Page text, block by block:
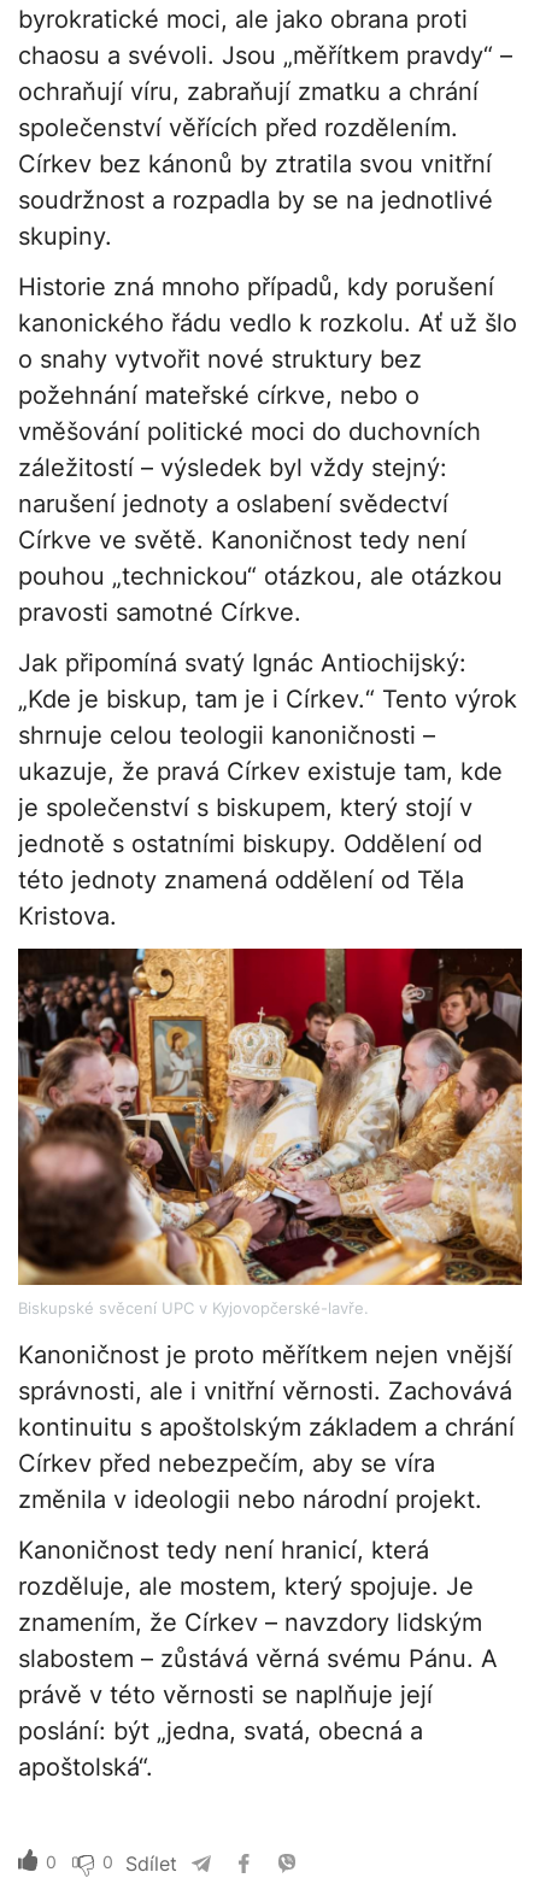
byrokratické moci, ale jako obrana proti
chaosu a svévoli. Jsou „měřítkem pravdy“ –
ochraňují víru, zabraňují zmatku a chrání
společenství věřících před rozdělením.
Církev bez kánonů by ztratila svou vnitřní
soudržnost a rozpadla by se na jednotlivé
skupiny.
Historie zná mnoho případů, kdy porušení
kanonického řádu vedlo k rozkolu. Ať už šlo
o snahy vytvořit nové struktury bez
požehnání mateřské církve, nebo o
vměšování politické moci do duchovních
záležitostí – výsledek byl vždy stejný:
narušení jednoty a oslabení svědectví
Církve ve světě. Kanoničnost tedy není
pouhou „technickou“ otázkou, ale otázkou
pravosti samotné Církve.
Jak připomíná svatý Ignác Antiochijský:
„Kde je biskup, tam je i Církev.“ Tento výrok
shrnuje celou teologii kanoničnosti –
ukazuje, že pravá Církev existuje tam, kde
je společenství s biskupem, který stojí v
jednotě s ostatními biskupy. Oddělení od
této jednoty znamená oddělení od Těla
Kristova.
Biskupské svěcení UPC v Kyjovopčerské-lavře.
Kanoničnost je proto měřítkem nejen vnější
správnosti, ale i vnitřní věrnosti. Zachovává
kontinuitu s apoštolským základem a chrání
Církev před nebezpečím, aby se víra
změnila v ideologii nebo národní projekt.
Kanoničnost tedy není hranicí, která
rozděluje, ale mostem, který spojuje. Je
znamením, že Církev – navzdory lidským
slabostem – zůstává věrná svému Pánu. A
právě v této věrnosti se naplňuje její
poslání: být „jedna, svatá, obecná a
apoštolská“.
0 0 Sdílet